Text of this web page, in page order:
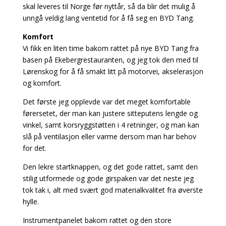
skal leveres til Norge før nyttår, så da blir det mulig å
unngå veldig lang ventetid for å få seg en BYD Tang.
Komfort
Vi fikk en liten time bakom rattet på nye BYD Tang fra
basen på Ekebergrestauranten, og jeg tok den med til
Lørenskog for å få smakt litt på motorvei, akselerasjon
og komfort.
Det første jeg opplevde var det meget komfortable
førersetet, der man kan justere sitteputens lengde og
vinkel, samt korsryggstøtten i 4 retninger, og man kan
slå på ventilasjon eller varme dersom man har behov
for det.
Den lekre startknappen, og det gode rattet, samt den
stilig utformede og gode girspaken var det neste jeg
tok tak i, alt med svært god materialkvalitet fra øverste
hylle.
Instrumentpanelet bakom rattet og den store